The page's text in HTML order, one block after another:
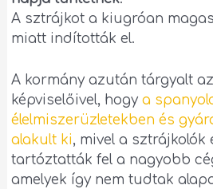
A sztrájkot a kiugróan
miatt indították el.
A kormány azután tárgyalt
képviselőivel, hogya
élelmiszerüzletekben és
alakult ki, mivel a sztrájkolók
tartóztatták fel a nagyobb
amelyek így nem tudtak